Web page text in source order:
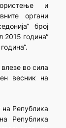
и
органи
број
2015 година“
во сила
весник на
на Република
Република